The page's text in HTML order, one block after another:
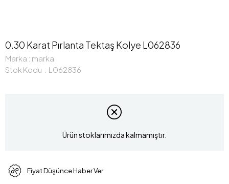
0.30 Karat Pırlanta Tektaş Kolye L062836
Marka : marka
Stok Kodu
L062836
Ürün stoklarımızda kalmamıştır.
Fiyat Düşünce Haber Ver